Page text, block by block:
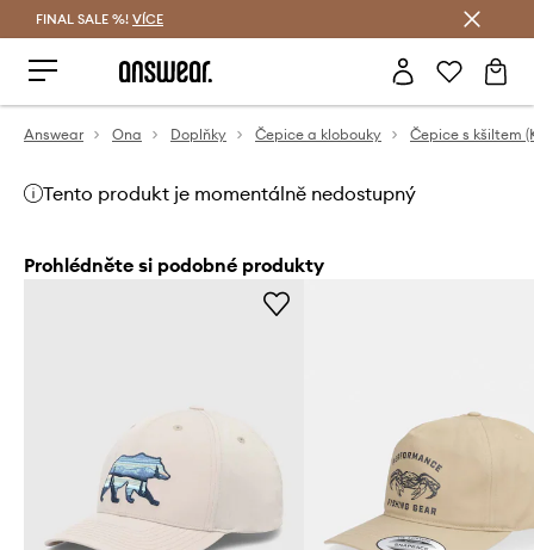
FINAL SALE %! VÍCE
Answear Ona Doplňky Čepice a klobouky Čepice s kšiltem
Tento produkt je momentálně nedostupný
Prohlédněte si podobné produkty